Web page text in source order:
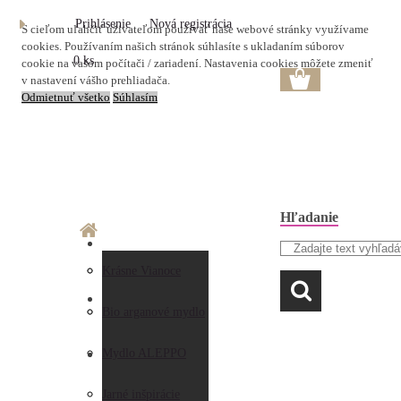
S cieľom uľahčiť užívateľom používať naše webové stránky využívame
cookies. Používaním našich stránok súhlasíte s ukladaním súborov
cookie na vašom počítači / zariadení. Nastavenia cookies môžete zmeniť
v nastavení vášho prehliadača.
Odmietnuť všetko Súhlasím
Hľadanie
Prihlásenie Nová registrácia
0 ks